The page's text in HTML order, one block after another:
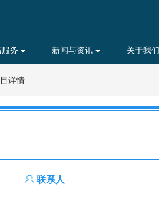
服务 新闻与资讯 关于我们
详情
联系人